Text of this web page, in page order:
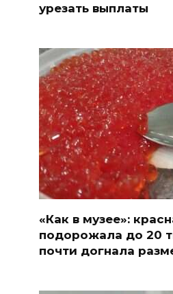
урезать выплаты
«Как в музее»:
подорожала до 20
почти догнала